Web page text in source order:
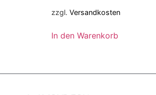
zzgl. Versandkosten
In den Warenkorb